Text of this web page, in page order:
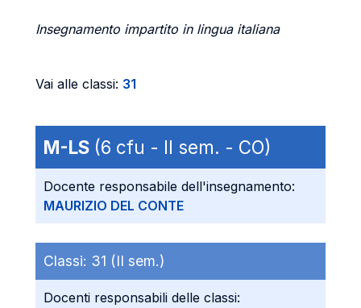
Insegnamento impartito in lingua italiana
Vai alle classi: 31
M-LS (6 cfu - II sem. - CO)
Docente responsabile dell'insegnamento:
MAURIZIO DEL CONTE
Classi: 31 (II sem.)
Docenti responsabili delle classi: